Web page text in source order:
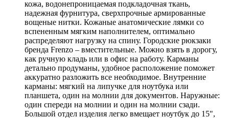
кожа, водонепроницаемая подкладочная ткань,
надежная фурнитура, сверхпрочные армированные
вощеные нитки. Кожаные анатомические лямки со
вспененным мягким наполнителем, оптимально
распределяют нагрузку на спину. Городские рюкзаки
бренда Frenzo – вместительные. Можно взять в дорогу,
как ручную кладь или в офис на работу. Карманы
детально продуманы, удобное расположение поможет
аккуратно разложить все необходимое. Внутренние
карманы: мягкий на липучке для ноутбука или
планшета, один на молнии для документов. Наружные:
один спереди на молнии и один на молнии сзади.
Большой отдел изделия легко вмещает ноутбук до 15",